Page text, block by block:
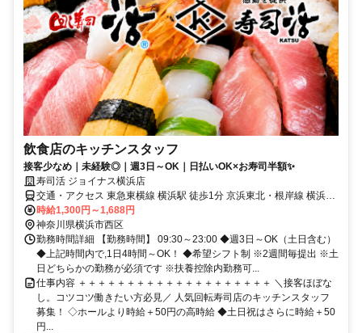
飲食店のキッチンスタッフ
接客少なめ｜未経験◎｜週3日～OK｜日払いOK×お寿司半額✨
寿司活 ジョイナス横浜店
交通・アクセス 東急東横線 横浜駅 徒歩1分 京浜東北・根岸線 横浜駅
徒歩1分 京急本線 神奈川駅 徒歩12分
時給1,300円～1,688円
神奈川県横浜市西区
勤務時間詳細 【勤務時間】 09:30～23:00 ◆週3日～OK（土日含む）
◆上記時間内で,1日4時間～OK！ ◆希望シフト制 ※2週間毎提出 ※土
日どちらかの勤務が必須です ※扶養控除内勤務可...
仕事内容 ＋＋＋＋＋＋＋＋＋＋＋＋＋＋＋＋＋＋＋＋ ＼接客ほぼな
し。コツコツ働きたい方必見／ 人気回転寿司店のキッチンスタッフ
募集！ ◇ホールより時給＋50円の高時給 ◆土日祝はさらに時給＋50
円...